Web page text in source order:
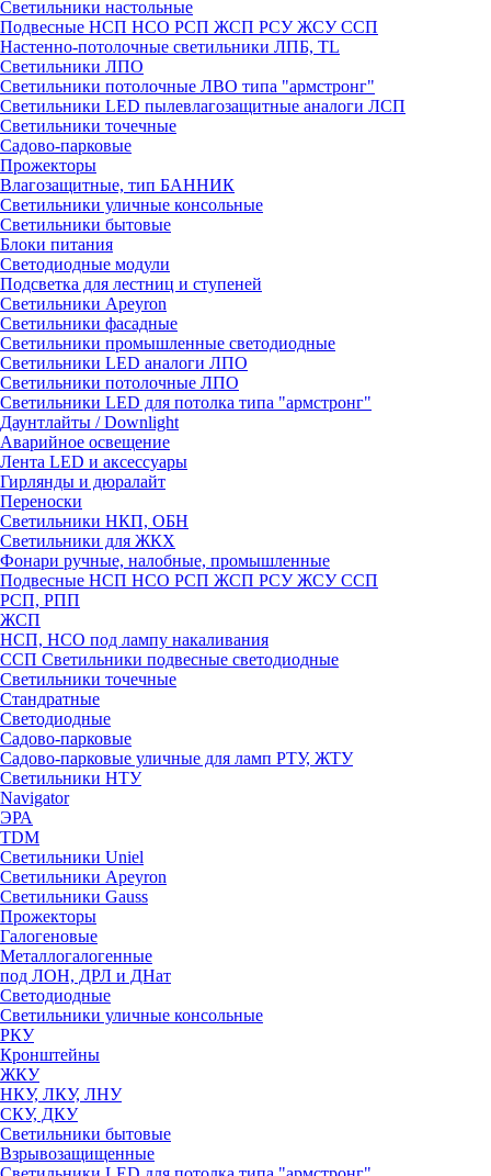
Светильники настольные
Подвесные НСП НСО РСП ЖСП РСУ ЖСУ ССП
Настенно-потолочные светильники ЛПБ, TL
Светильники ЛПО
Светильники потолочные ЛВО типа "армстронг"
Светильники LED пылевлагозащитные аналоги ЛСП
Светильники точечные
Садово-парковые
Прожекторы
Влагозащитные, тип БАННИК
Светильники уличные консольные
Светильники бытовые
Блоки питания
Светодиодные модули
Подсветка для лестниц и ступеней
Светильники Apeyron
Светильники фасадные
Светильники промышленные светодиодные
Светильники LED аналоги ЛПО
Светильники потолочные ЛПО
Светильники LED для потолка типа "армстронг"
Даунтлайты / Downlight
Аварийное освещение
Лента LED и аксессуары
Гирлянды и дюралайт
Переноски
Светильники НКП, ОБН
Светильники для ЖКХ
Фонари ручные, налобные, промышленные
Подвесные НСП НСО РСП ЖСП РСУ ЖСУ ССП
РСП, РПП
ЖСП
НСП, НСО под лампу накаливания
ССП Светильники подвесные светодиодные
Светильники точечные
Стандратные
Светодиодные
Садово-парковые
Садово-парковые уличные для ламп РТУ, ЖТУ
Светильники НТУ
Navigator
ЭРА
TDM
Светильники Uniel
Светильники Apeyron
Светильники Gauss
Прожекторы
Галогеновые
Металлогалогенные
под ЛОН, ДРЛ и ДНат
Светодиодные
Светильники уличные консольные
РКУ
Кронштейны
ЖКУ
НКУ, ЛКУ, ЛНУ
СКУ, ДКУ
Светильники бытовые
Взрывозащищенные